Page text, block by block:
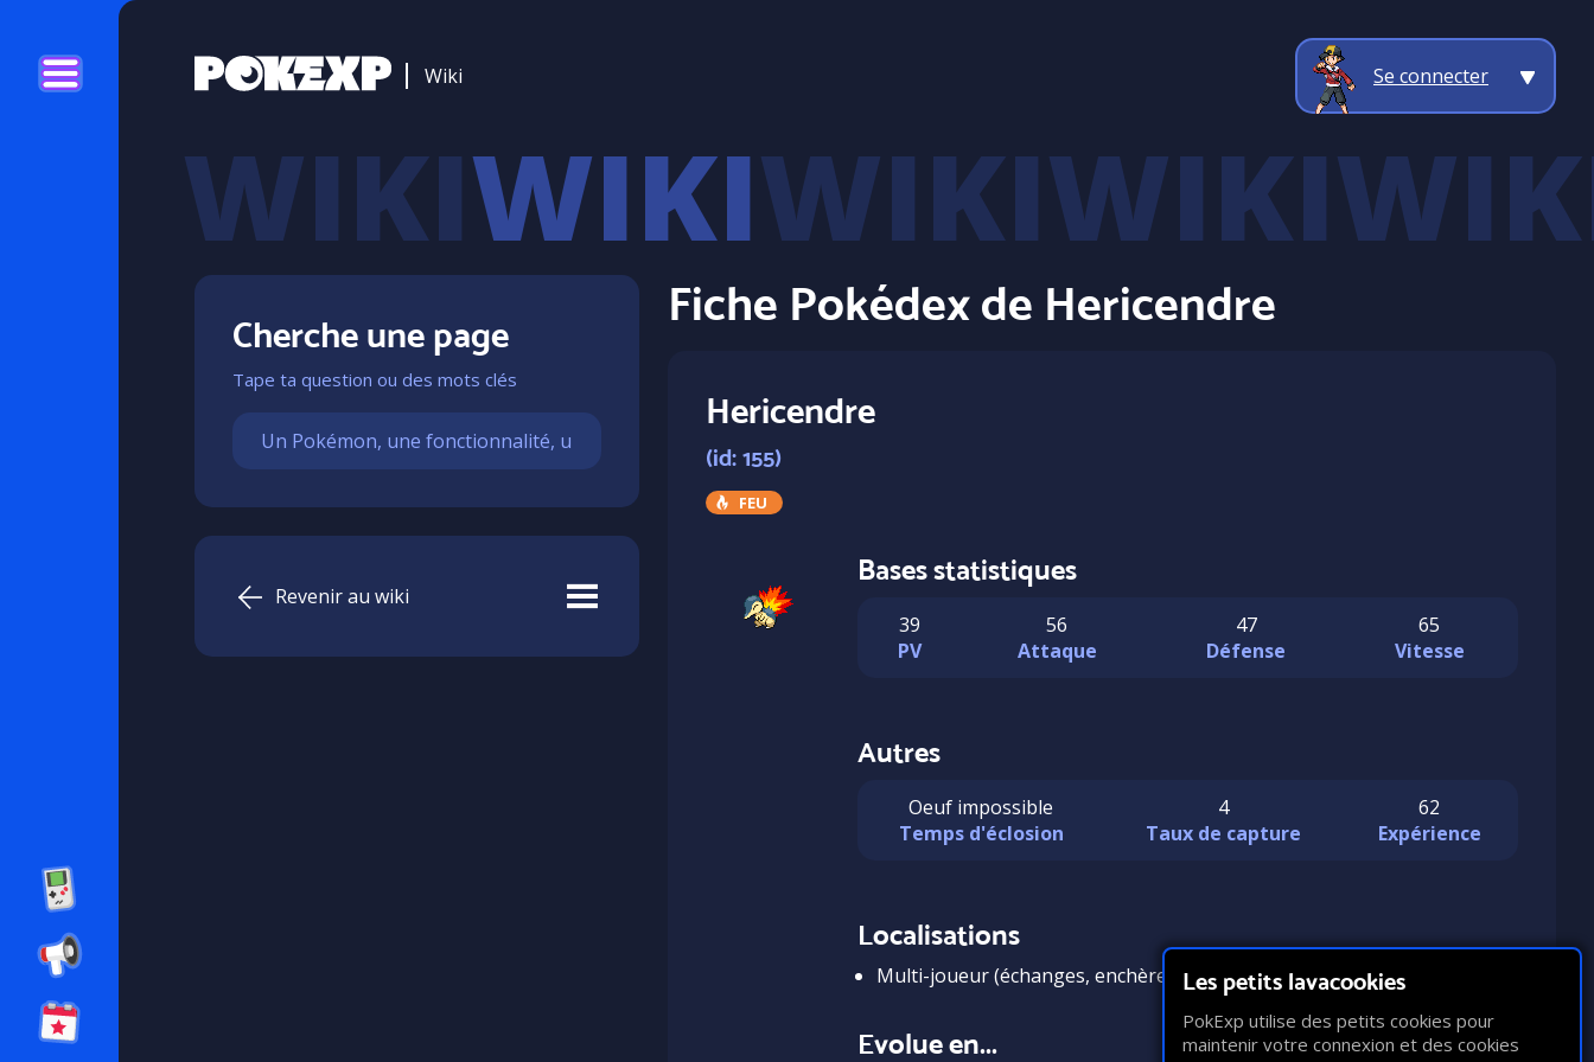
Wiki Se connecter
WIKI
Cherche une page
Tape ta question ou des mots clés
Revenir au wiki
Fiche Pokédex de Hericendre
Hericendre
(id: 155)
FEU
Bases statistiques
39
PV
56
Attaque
47
Défense
65
Vitesse
Autres
Oeuf impossible
Temps d'éclosion
4
Taux de capture
62
Expérience
Localisations
Multi-joueur (échanges, enchères, troc)
Evolue en...
Les petits lavacookies
PokExp utilise des petits cookies pour
maintenir votre connexion et des cookies